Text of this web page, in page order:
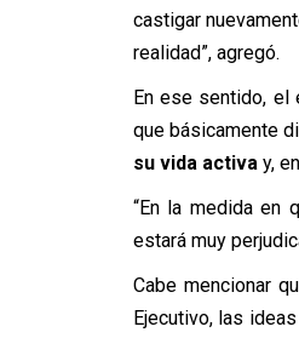
castigar
realidad”, agregó.
En ese sentido, el
que básicamente
su vida activay,
“En la medida en
estará muy
Cabe mencionar
Ejecutivo, las